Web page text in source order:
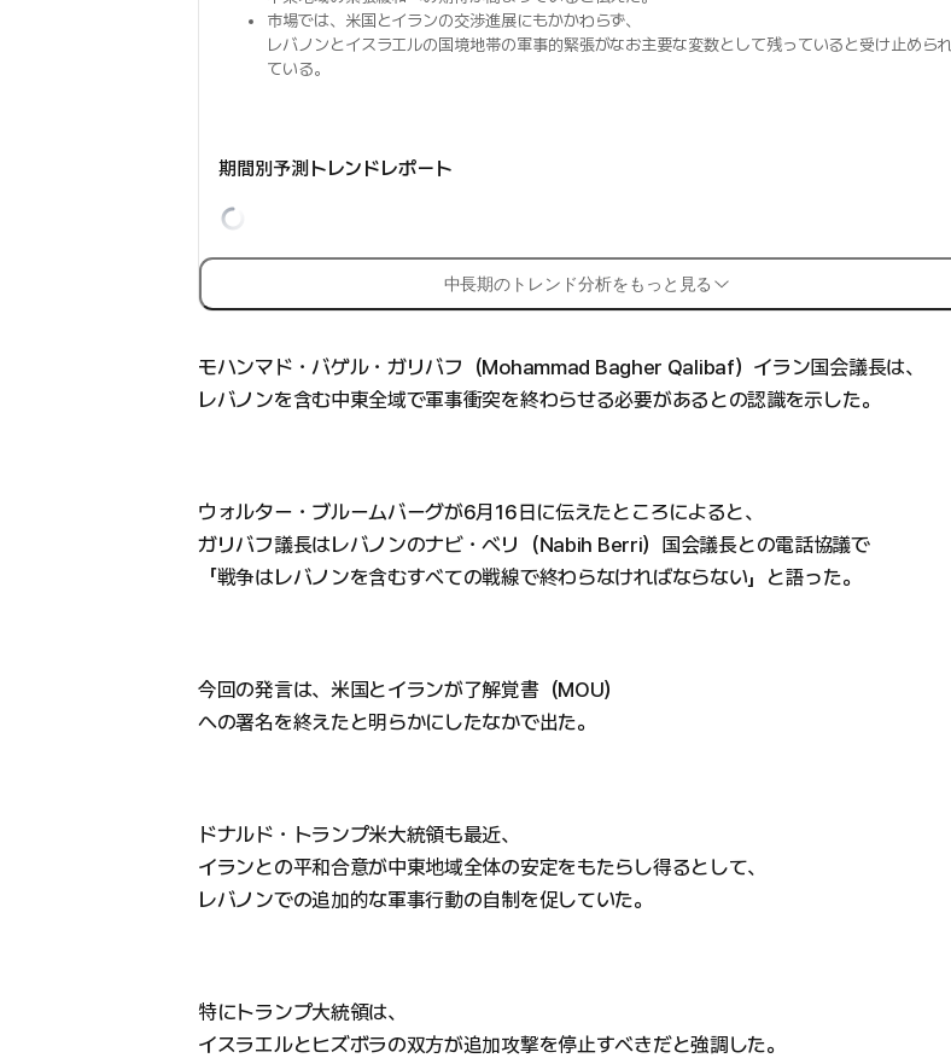
市場では、米国とイランの交渉進展にもかかわらず、
レバノンとイスラエルの国境地帯の軍事的緊張がなお主要な変数として残っていると受け止められ
ている。
期間別予測トレンドレポート
中長期のトレンド分析をもっと見る
モハンマド・バゲル・ガリバフ（Mohammad Bagher Qalibaf）イラン国会議長は、
レバノンを含む中東全域で軍事衝突を終わらせる必要があるとの認識を示した。
ウォルター・ブルームバーグが6月16日に伝えたところによると、
ガリバフ議長はレバノンのナビ・ベリ（Nabih Berri）国会議長との電話協議で
「戦争はレバノンを含むすべての戦線で終わらなければならない」と語った。
今回の発言は、米国とイランが了解覚書（MOU）
への署名を終えたと明らかにしたなかで出た。
ドナルド・トランプ米大統領も最近、
イランとの平和合意が中東地域全体の安定をもたらし得るとして、
レバノンでの追加的な軍事行動の自制を促していた。
特にトランプ大統領は、
イスラエルとヒズボラの双方が追加攻撃を停止すべきだと強調した。